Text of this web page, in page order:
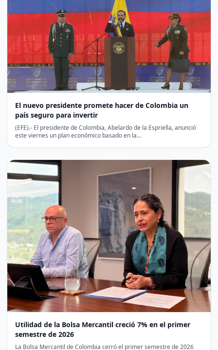
El nuevo presidente promete hacer de Colombia un
país seguro para invertir
(EFE).- El presidente de Colombia, Abelardo de la Espriella, anunció
este viernes un plan económico basado en la…
Utilidad de la Bolsa Mercantil creció 7% en el primer
semestre de 2026
La Bolsa Mercantil de Colombia cerró el primer semestre de 2026